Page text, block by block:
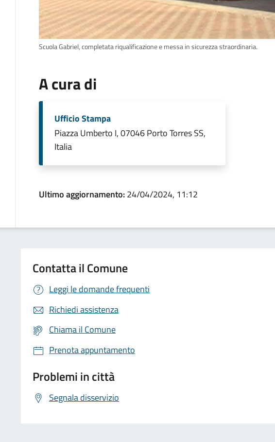
Scuola Gabriel, completata riqualificazione e messa in sicurezza straordinaria.
A cura di
Ufficio Stampa
Piazza Umberto I, 07046 Porto Torres SS,
Italia
Ultimo aggiornamento:24/04/2024, 11:12
Contatta il Comune
Leggi le domande frequenti
Richiedi assistenza
Chiama il Comune
Prenota appuntamento
Problemi in città
Segnala disservizio